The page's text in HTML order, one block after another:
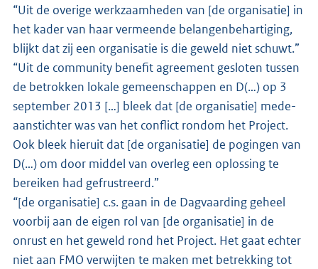
“Uit de overige werkzaamheden van [de organisatie] in
het kader van haar vermeende belangenbehartiging,
blijkt dat zij een organisatie is die geweld niet schuwt.”
“Uit de community benefit agreement gesloten tussen
de betrokken lokale gemeenschappen en D(…) op 3
september 2013 […] bleek dat [de organisatie] mede-
aanstichter was van het conflict rondom het Project.
Ook bleek hieruit dat [de organisatie] de pogingen van
D(…) om door middel van overleg een oplossing te
bereiken had gefrustreerd.”
“[de organisatie] c.s. gaan in de Dagvaarding geheel
voorbij aan de eigen rol van [de organisatie] in de
onrust en het geweld rond het Project. Het gaat echter
niet aan FMO verwijten te maken met betrekking tot